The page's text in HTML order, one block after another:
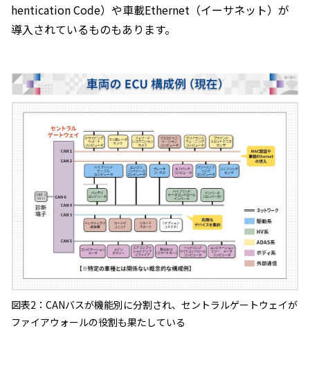
hentication Code）や車載Ethernet（イーサネット）が
導入されているものもあります。
図表2：CANバスが機能別に分割され、セントラルゲートウェイが
ファイアウォールの役割も果たしている